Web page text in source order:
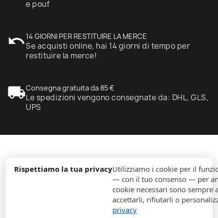
Rispettiamo la tua privacyUtilizziamo i cookie per il
— con il tuo consenso — per
cookie necessari sono
accettarli, rifiutarli o
privacy
e pouf
undo14 GIORNI PER RESTITUIRE LA MERCE
Se acquisti online, hai 14 giorni di tempo per
restituire la merce!
local_shippingConsegna gratuita da 85 €
Le spedizioni vengono consegnate da: DHL, GLS,
UPS
expand_more
expand_more